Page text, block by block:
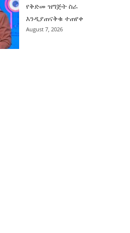
የቅድመ ዝግጅት ስራ
እንዲያጠናቅቁ ተጠየቀ
August 7, 2026